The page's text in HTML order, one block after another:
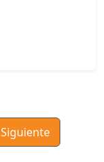
Siguiente